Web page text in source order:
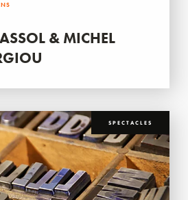
& MICHEL
SPECTACLES